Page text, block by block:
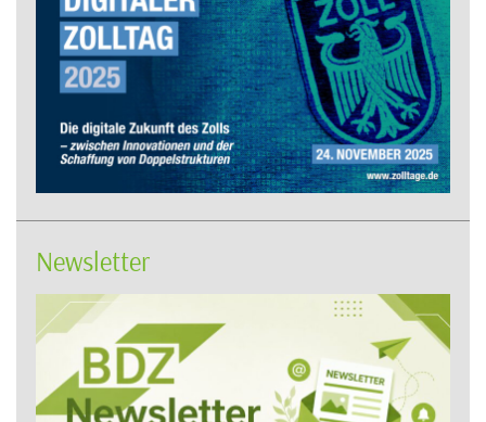
Newsletter